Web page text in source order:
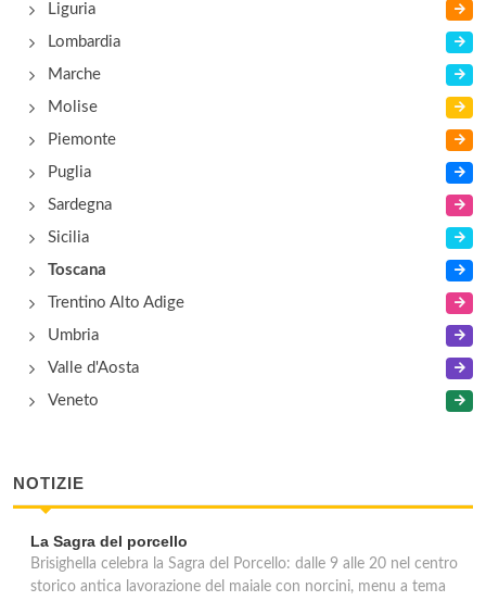
Le Valli
località Le Valli 1, Poggibonsi
Liguria
Lombardia
Marche
Molise
Piemonte
Puglia
Sardegna
Sicilia
Toscana
Trentino Alto Adige
Umbria
Valle d'Aosta
Veneto
NOTIZIE
La Sagra del porcello
Brisighella celebra la Sagra del Porcello: dalle 9 alle 20 nel centro
storico antica lavorazione del maiale con norcini, menu a tema